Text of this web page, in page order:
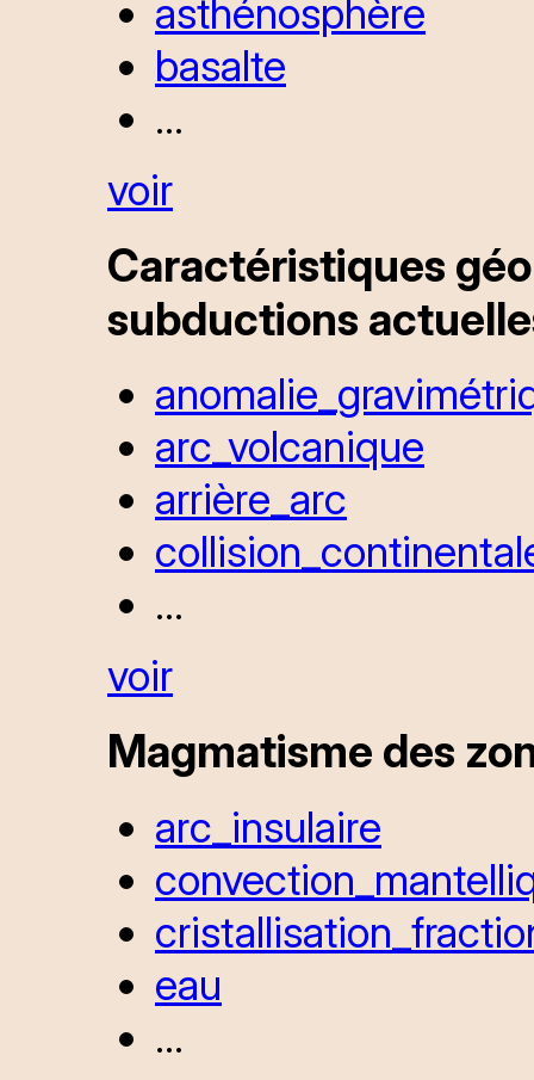
asthénosphère
basalte
...
voir
Caractéristiques
subductions
arc_volcanique
arrière_arc
...
voir
Magmatisme des
arc_insulaire
eau
...